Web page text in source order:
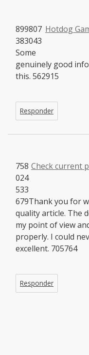
Hotdog
899807
383043
Some
genuinely good
this. 562915
Responder
Check current
758
024
533
679Thank you for
quality article. The
my point of view
properly. I could
excellent. 705764
Responder